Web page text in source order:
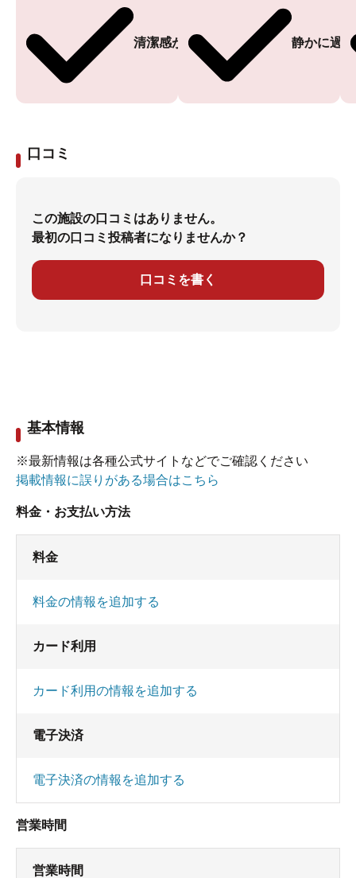
清潔感がある 静かに過
口コミ
この施設の口コミはありません。
最初の口コミ投稿者になりませんか？
口コミを書く
基本情報
※最新情報は各種公式サイトなどでご確認ください
掲載情報に誤りがある場合はこちら
料金・お支払い方法
料金
料金の情報を追加する
カード利用
カード利用の情報を追加する
電子決済
電子決済の情報を追加する
営業時間
営業時間